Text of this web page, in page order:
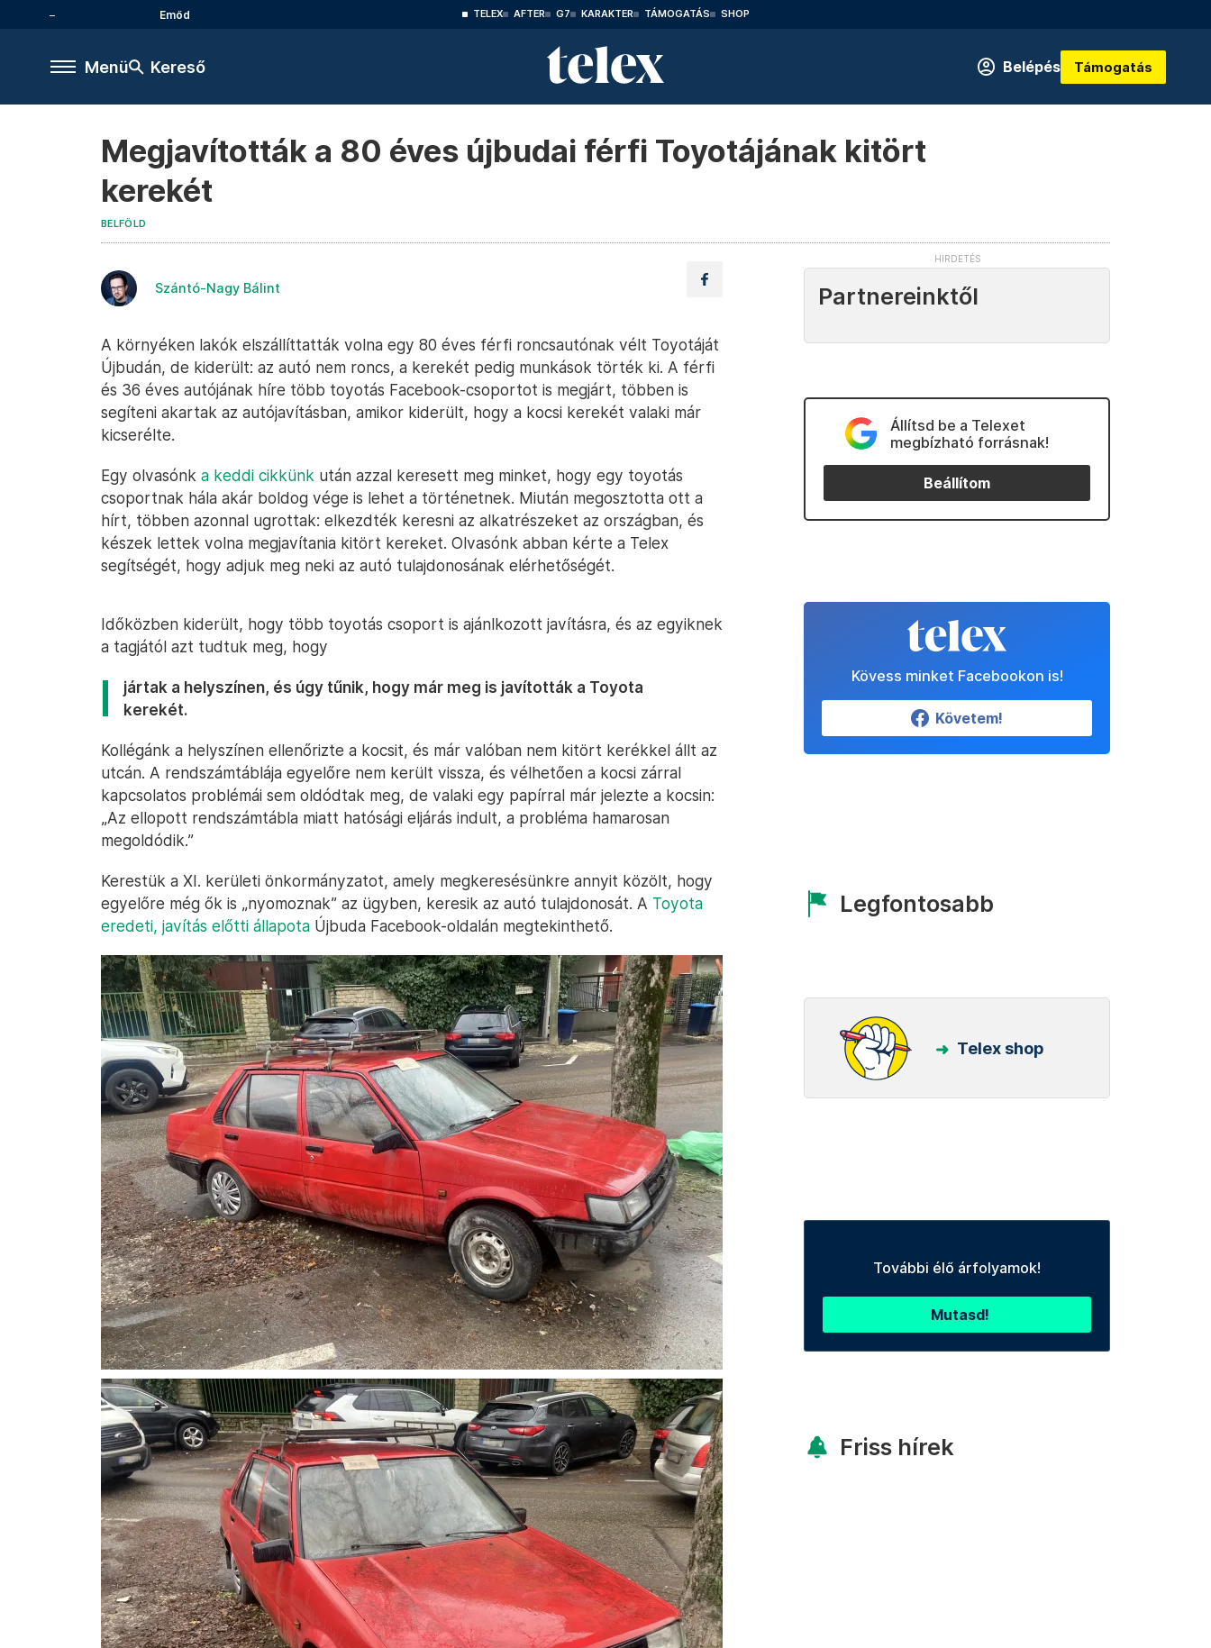
Emőd TELEX AFTER G7 KARAKTER TÁMOGATÁS SHOP
Menü Kereső Belépés Támogatás
Megjavították a 80 éves újbudai férfi Toyotájának kitört
kerekét
BELFÖLD
Szántó-Nagy Bálint
A környéken lakók elszállíttatták volna egy 80 éves férfi roncsautónak vélt Toyotáját
Újbudán, de kiderült: az autó nem roncs, a kerekét pedig munkások törték ki. A férfi
és 36 éves autójának híre több toyotás Facebook-csoportot is megjárt, többen is
segíteni akartak az autójavításban, amikor kiderült, hogy a kocsi kerekét valaki már
kicserélte.
Egy olvasónk a keddi cikkünk után azzal keresett meg minket, hogy egy toyotás
csoportnak hála akár boldog vége is lehet a történetnek. Miután megosztotta ott a
hírt, többen azonnal ugrottak: elkezdték keresni az alkatrészeket az országban, és
készek lettek volna megjavítania kitört kereket. Olvasónk abban kérte a Telex
segítségét, hogy adjuk meg neki az autó tulajdonosának elérhetőségét.
Időközben kiderült, hogy több toyotás csoport is ajánlkozott javításra, és az egyiknek
a tagjától azt tudtuk meg, hogy
jártak a helyszínen, és úgy tűnik, hogy már meg is javították a Toyota
kerekét.
Kollégánk a helyszínen ellenőrizte a kocsit, és már valóban nem kitört kerékkel állt az
utcán. A rendszámtáblája egyelőre nem került vissza, és vélhetően a kocsi zárral
kapcsolatos problémái sem oldódtak meg, de valaki egy papírral már jelezte a kocsin:
„Az ellopott rendszámtábla miatt hatósági eljárás indult, a probléma hamarosan
megoldódik.”
Kerestük a XI. kerületi önkormányzatot, amely megkeresésünkre annyit közölt, hogy
egyelőre még ők is „nyomoznak” az ügyben, keresik az autó tulajdonosát. A Toyota
eredeti, javítás előtti állapota Újbuda Facebook-oldalán megtekinthető.
Partnereinktől
Állítsd be a Telexet
megbízható forrásnak!
Beállítom
Kövess minket Facebookon is!
Követem!
Legfontosabb
Telex shop
További élő árfolyamok!
Mutasd!
Friss hírek